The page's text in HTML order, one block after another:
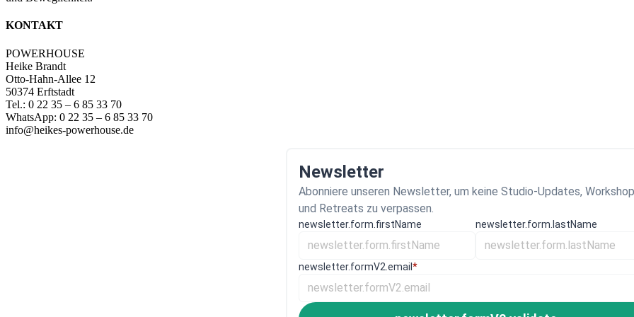
KONTAKT
POWERHOUSE
Heike Brandt
Otto-Hahn-Allee 12
50374 Erftstadt
Tel.: 0 22 35 – 6 85 33 70
WhatsApp: 0 22 35 – 6 85 33 70
info@heikes-powerhouse.de
Newsletter
Abonniere unseren Newsletter, um keine Studio-Updates,
und Retreats zu verpassen.
newsletter.form.firstName newsletter.form.lastName
newsletter.formV2.email *